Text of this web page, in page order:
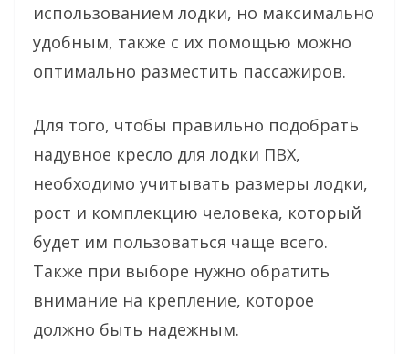
использованием лодки, но максимально
удобным, также с их помощью можно
оптимально разместить пассажиров.
Для того, чтобы правильно подобрать
надувное кресло для лодки ПВХ,
необходимо учитывать размеры лодки,
рост и комплекцию человека, который
будет им пользоваться чаще всего.
Также при выборе нужно обратить
внимание на крепление, которое
должно быть надежным.